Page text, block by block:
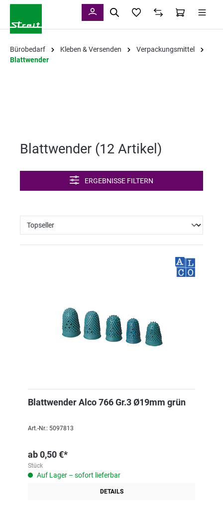
Bürobedarf Kleben & Versenden
Verpackungsmittel
Blattwender
Blattwender (12 Artikel )
ERGEBNISSE FILTERN
Blattwender Alco 766 Gr.3 Ø19mm grün
Art.-Nr.: 5097813
ab0,50 €*
Stück
Auf Lager – sofort lieferbar
DETAILS